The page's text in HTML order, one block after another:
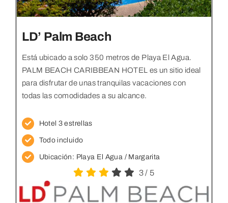
LD’ Palm Beach
Está ubicado a solo 350 metros de Playa El Agua.
PALM BEACH CARIBBEAN HOTEL es un sitio ideal
para disfrutar de unas tranquilas vacaciones con
todas las comodidades a su alcance.
Hotel 3 estrellas
Todo incluido
Ubicación: Playa El Agua / Margarita
3/ 5